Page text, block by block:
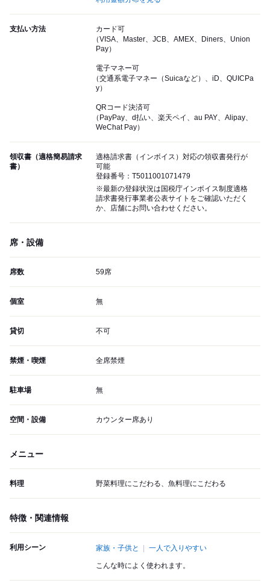
支払い方法
カード可
（VISA、Master、JCB、AMEX、Diners、Union
Pay）
電子マネー可
（交通系電子マネー（Suicaなど）、iD、QUICPa
y）
QRコード決済可
（PayPay、d払い、楽天ペイ、au PAY、Alipay、
WeChat Pay）
領収書（適格簡易請求
書）
適格請求書（インボイス）対応の領収書発行が
可能
登録番号：T5011001071479
※最新の登録状況は国税庁インボイス制度適格
請求書発行事業者公表サイトをご確認いただく
か、店舗にお問い合わせください。
席・設備
席数 59席
個室 無
貸切 不可
禁煙・喫煙 全席禁煙
駐車場 無
空間・設備 カウンター席あり
メニュー
料理 野菜料理にこだわる、魚料理にこだわる
特徴・関連情報
利用シーン 家族・子供と 一人で入りやすい
こんな時によく使われます。